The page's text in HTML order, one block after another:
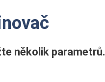
několik parametrů.